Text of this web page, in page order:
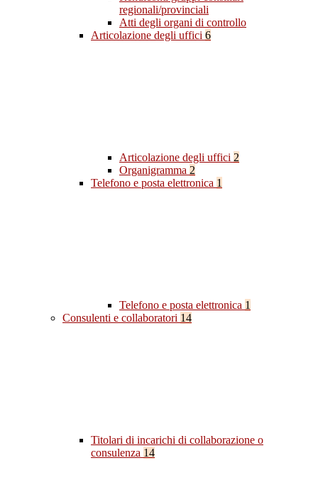
regionali/provinciali
Atti degli organi di controllo
Articolazione degli uffici 6
Articolazione degli uffici 2
Organigramma 2
Telefono e posta elettronica 1
Telefono e posta elettronica 1
Consulenti e collaboratori 14
Titolari di incarichi di collaborazione o
consulenza 14